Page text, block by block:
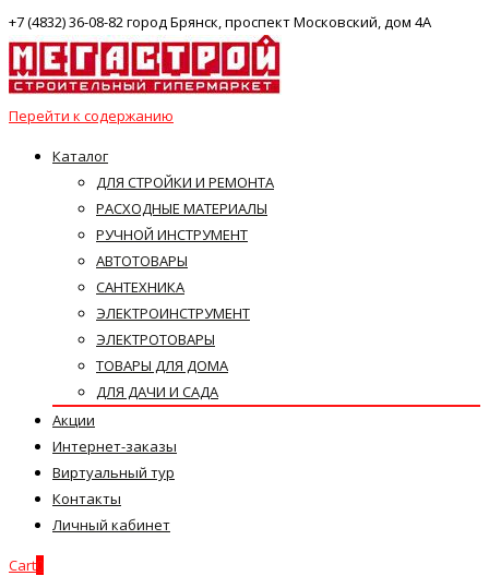
+7 (4832) 36-08-82 город Брянск, проспект Московский, дом 4А
Перейти к содержанию
Каталог
ДЛЯ СТРОЙКИ И РЕМОНТА
РАСХОДНЫЕ МАТЕРИАЛЫ
РУЧНОЙ ИНСТРУМЕНТ
АВТОТОВАРЫ
САНТЕХНИКА
ЭЛЕКТРОИНСТРУМЕНТ
ЭЛЕКТРОТОВАРЫ
ТОВАРЫ ДЛЯ ДОМА
ДЛЯ ДАЧИ И САДА
Акции
Интернет-заказы
Виртуальный тур
Контакты
Личный кабинет
Cart